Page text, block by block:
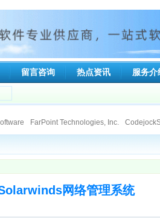
留言咨询 热点资讯 服务介
FarPoint Technologies, Inc.
Computing Ltd SpamTitan Viewer
Soft Gold Ltd. CAD/CAM Components,
网络管理系统